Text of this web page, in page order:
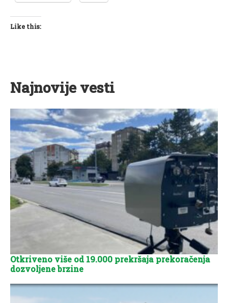
Like this:
Najnovije vesti
Otkriveno više od 19.000 prekršaja prekoračenja
dozvoljene brzine